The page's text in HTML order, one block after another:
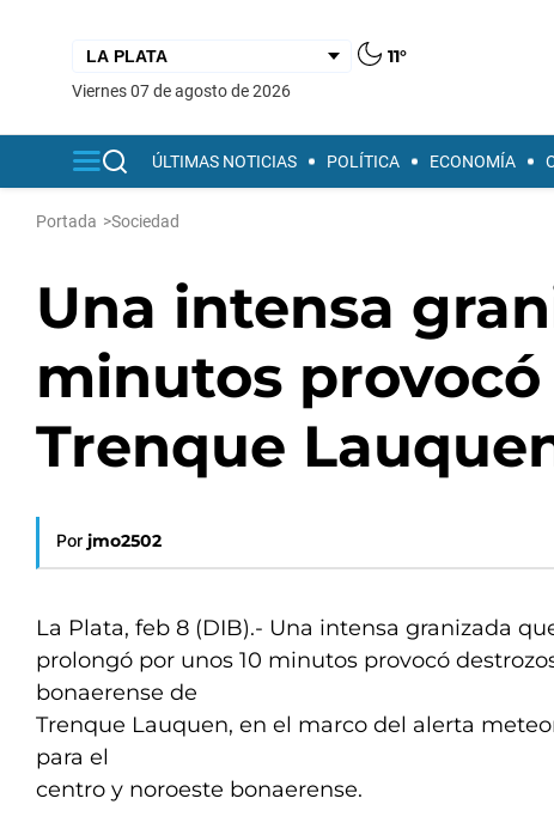
11°
viernes 07 de agosto de 2026
ÚLTIMAS NOTICIAS POLÍTICA ECONOMÍA
Portada >Sociedad
Una intensa
minutos
Trenque
Por jmo2502
La Plata, feb 8 (DIB).- Una intensa granizada
prolongó por unos 10 minutos provocó
bonaerense de
Trenque Lauquen, en el marco del alerta
para el
centro y noroeste bonaerense.